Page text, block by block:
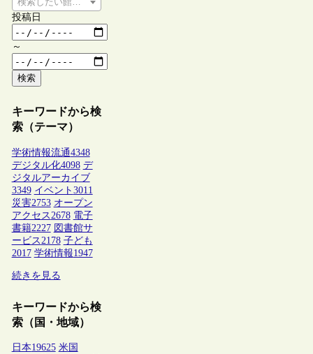
投稿日
～
検索
キーワードから検
索（テーマ）
学術情報流通4348
デジタル化4098 デ
ジタルアーカイブ
3349 イベント 3011
災害2753 オープン
アクセス 2678 電子
書籍2227 図書館サ
ービス 2178 子ども
2017 学術情報1947
続きを見る
キーワードから検
索（国・地域）
日本19625 米国